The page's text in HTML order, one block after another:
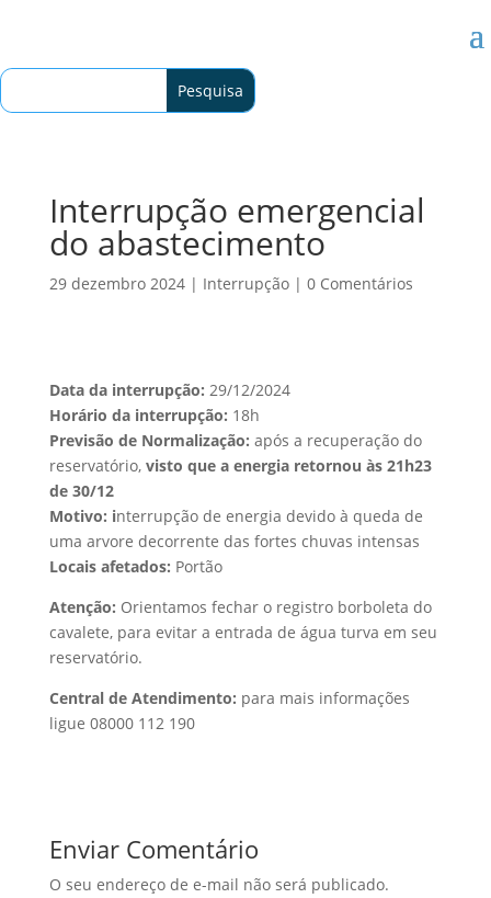
Interrupção emergencial
do abastecimento
29 dezembro 2024| Interrupção| 0 Comentários
Data da interrupção: 29/12/2024
Horário da interrupção: 18h
Previsão de Normalização: após a recuperação do
reservatório, visto que a energia retornou às 21h23
de 30/12
Motivo: interrupção de energia devido à queda de
uma arvore decorrente das fortes chuvas intensas
Locais afetados: Portão
Atenção: Orientamos fechar o registro borboleta do
cavalete, para evitar a entrada de água turva em seu
reservatório.
Central de Atendimento: para mais informações
ligue 08000 112 190
Enviar Comentário
O seu endereço de e-mail não será publicado.